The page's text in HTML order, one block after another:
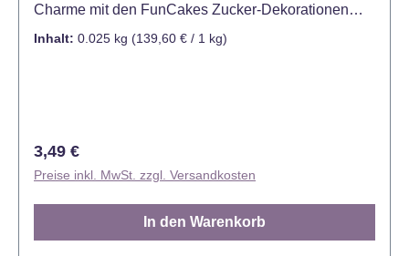
Charme mit den FunCakes Zucker-Dekorationen
„Santa’s Mütze“! Dieses Set enthält 12 liebevoll
Inhalt: 0.025 kg (139,60 € / 1 kg)
Regulärer Preis:
3,49 €
Preise inkl. MwSt. zzgl. Versandkosten
In den Warenkorb